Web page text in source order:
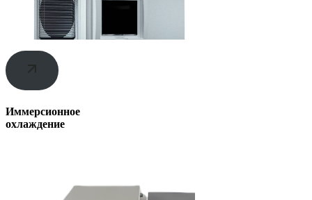
Иммерсионное
охлаждение